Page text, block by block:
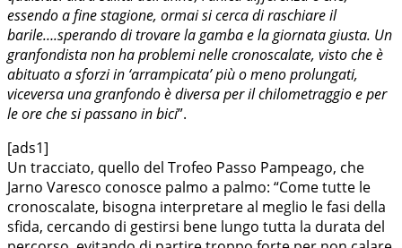
essendo a fine stagione, ormai si cerca di raschiare il
barile….sperando di trovare la gamba e la giornata giusta. Un
granfondista non ha problemi nelle cronoscalate, visto che è
abituato a sforzi in ‘arrampicata’ più o meno prolungati,
viceversa una granfondo è diversa per il chilometraggio e per
le ore che si passano in bici”.
[ads1]
Un tracciato, quello del Trofeo Passo Pampeago, che
Jarno Varesco conosce palmo a palmo: “Come tutte le
cronoscalate, bisogna interpretare al meglio le fasi della
sfida, cercando di gestirsi bene lungo tutta la durata del